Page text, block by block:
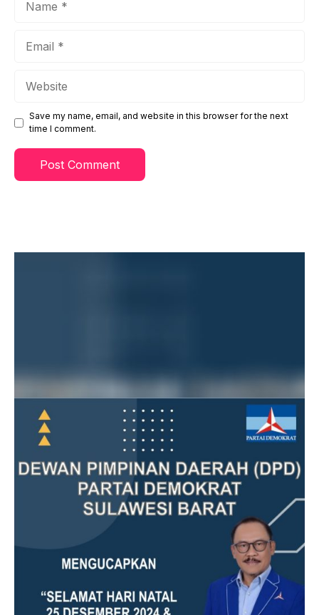
Save my name, email, and website in this browser for the next
time I comment.